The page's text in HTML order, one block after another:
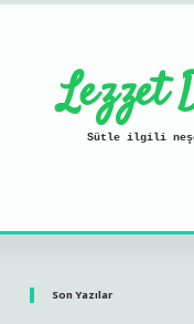
Lezzet
Sütle ilgili
Son Yazılar